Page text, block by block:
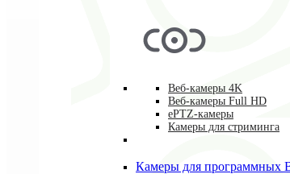
Веб-камеры 4K
Веб-камеры Full HD
ePTZ-камеры
Камеры для стриминга
Камеры для программных